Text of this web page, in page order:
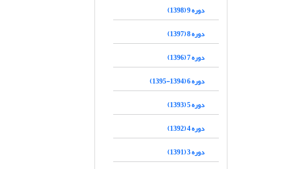
دوره 9 (1398)
دوره 8 (1397)
دوره 7 (1396)
دوره 6 (1394-1395)
دوره 5 (1393)
دوره 4 (1392)
دوره 3 (1391)